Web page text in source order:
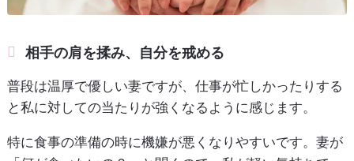
相手の肩を揉み、自分を戒める
普段は温厚で優しい妻ですが、仕事が忙しかったりする
と私に対しての当たりが強くなるように感じます。
特に食事の準備の時に機嫌が悪くなりやすいです。妻が